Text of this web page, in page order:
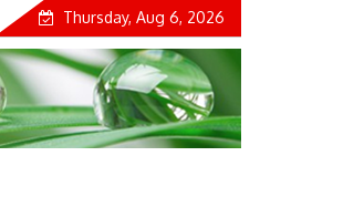
Thursday, Aug 6, 2026